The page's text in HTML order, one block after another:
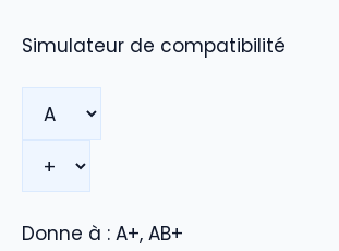
Simulateur de compatibilité
Donne à : A+, AB+